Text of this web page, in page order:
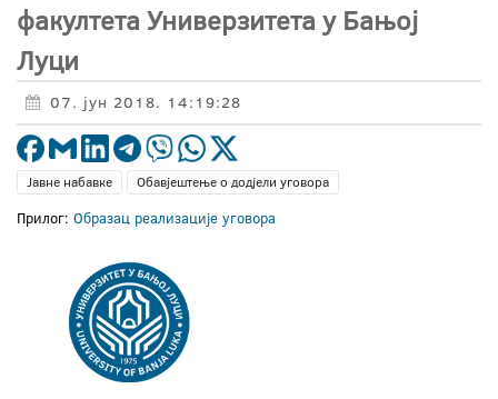
факултета Универзитета у Бањој
Луци
07. јун 2018. 14:19:28
Јавне набавке Обавјештење о додјели уговора
Прилог: Образац реализације уговора